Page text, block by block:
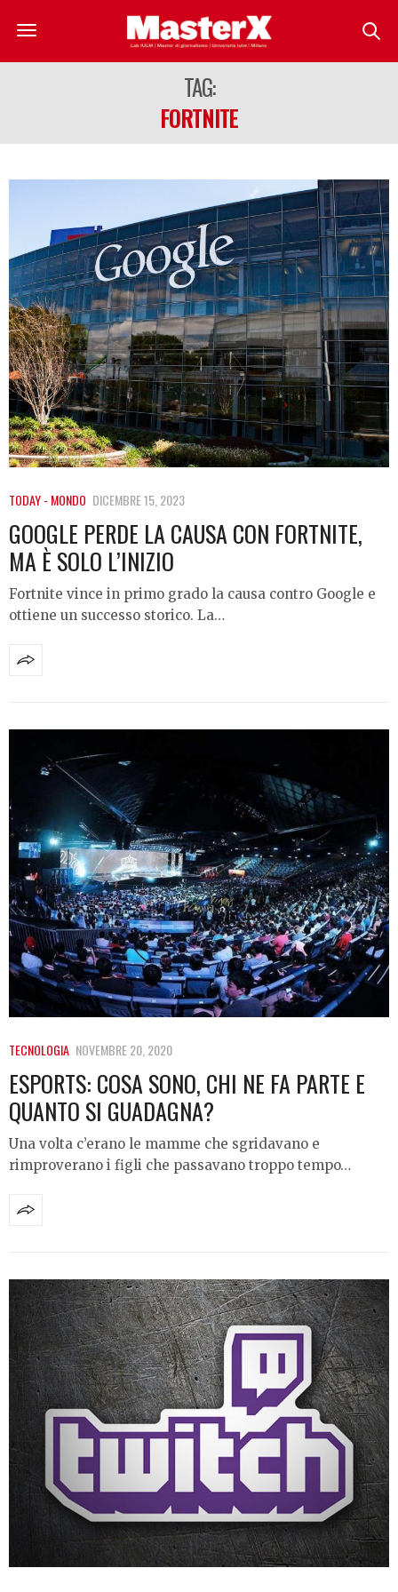
TAG:
FORTNITE
TODAY - MONDO DICEMBRE 15, 2023
GOOGLE PERDE LA CAUSA CON FORTNITE,
MA È SOLO L’INIZIO
Fortnite vince in primo grado la causa contro Google e
ottiene un successo storico. La…
TECNOLOGIA NOVEMBRE 20, 2020
ESPORTS: COSA SONO, CHI NE FA PARTE E
QUANTO SI GUADAGNA?
Una volta c’erano le mamme che sgridavano e
rimproverano i figli che passavano troppo tempo…